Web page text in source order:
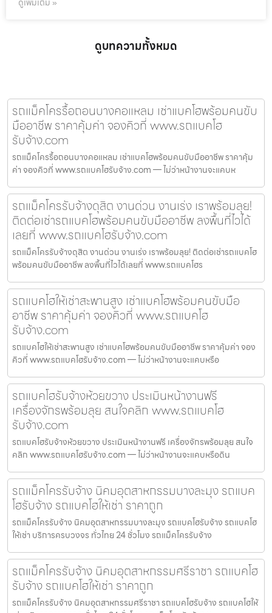
ดูบทความทั้งหมด
รถแม็คโครรื้อถอนบางคอแหลม เช่าแบคโฮพร้อมคนขับ
มืออาชีพ ราคาคุ้มค่า จองคิวที่ www.รถแบคโฮ
รับจ้าง.com
รถแม็คโครรื้อถอนบางคอแหลม เช่าแบคโฮพร้อมคนขับมืออาชีพ ราคาคุ้ม
ค่า จองคิวที่ www.รถแบคโฮรับจ้าง.com — ไม่ว่าหน้างานจะแคบห
รถแม็คโครรับจ้างดุสิต งานด่วน งานเร่ง เราพร้อมลุย!
ติดต่อเช่ารถแบคโฮพร้อมคนขับมืออาชีพ ลงพื้นที่ไวได้
เลยที่ www.รถแบคโฮรับจ้าง.com
รถแม็คโครรับจ้างดุสิต งานด่วน งานเร่ง เราพร้อมลุย! ติดต่อเช่ารถแบคโฮ
พร้อมคนขับมืออาชีพ ลงพื้นที่ไวได้เลยที่ www.รถแบคโฮร
รถแบคโฮให้เช่าสะพานสูง เช่าแบคโฮพร้อมคนขับมือ
อาชีพ ราคาคุ้มค่า จองคิวที่ www.รถแบคโฮ
รับจ้าง.com
รถแบคโฮให้เช่าสะพานสูง เช่าแบคโฮพร้อมคนขับมืออาชีพ ราคาคุ้มค่า จอง
คิวที่ www.รถแบคโฮรับจ้าง.com — ไม่ว่าหน้างานจะแคบหรือ
รถแบคโฮรับจ้างห้วยขวาง ประเมินหน้างานฟรี
เครื่องจักรพร้อมลุย สนใจคลิก www.รถแบคโฮ
รับจ้าง.com
รถแบคโฮรับจ้างห้วยขวาง ประเมินหน้างานฟรี เครื่องจักรพร้อมลุย สนใจ
คลิก www.รถแบคโฮรับจ้าง.com — ไม่ว่าหน้างานจะแคบหรือดิน
รถแม็คโครรับจ้าง นิคมอุตสาหกรรมบางละมุง รถแบค
โฮรับจ้าง รถแบคโฮให้เช่า ราคาถูก
รถแม็คโครรับจ้าง นิคมอุตสาหกรรมบางละมุง รถแบคโฮรับจ้าง รถแบคโฮ
ให้เช่า บริการครบวงจร ทั่วไทย 24 ชั่วโมง รถแม็คโครรับจ้าง
รถแม็คโครรับจ้าง นิคมอุตสาหกรรมศรีราชา รถแบคโฮ
รับจ้าง รถแบคโฮให้เช่า ราคาถูก
รถแม็คโครรับจ้าง นิคมอุตสาหกรรมศรีราชา รถแบคโฮรับจ้าง รถแบคโฮให้